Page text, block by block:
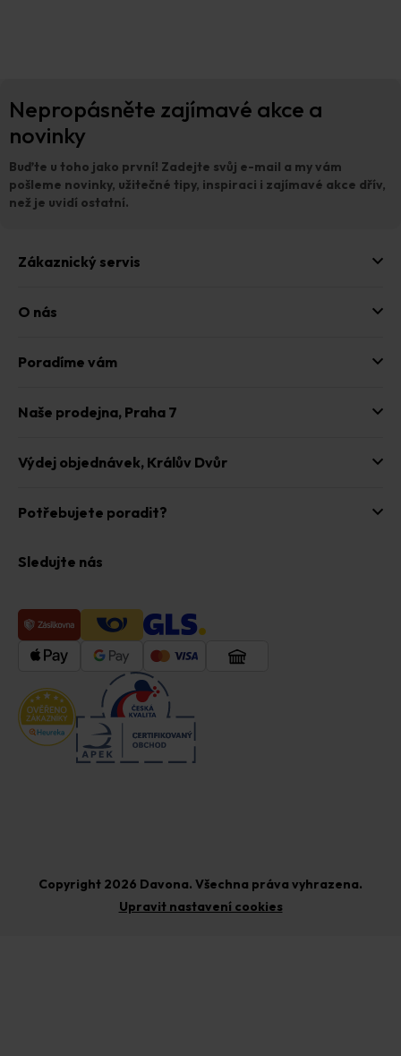
Nepropásněte zajímavé akce a
novinky
Buďte u toho jako první! Zadejte svůj e-mail a my vám
pošleme novinky, užitečné tipy, inspiraci i zajímavé akce dřív,
než je uvidí ostatní.
Zákaznický servis
O nás
Poradíme vám
Naše prodejna, Praha 7
Výdej objednávek, Králův Dvůr
Potřebujete poradit?
Sledujte nás
Copyright 2026 Davona. Všechna práva vyhrazena.
Upravit nastavení cookies